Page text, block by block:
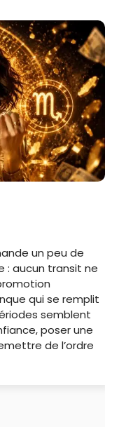
un peu de
: aucun transit ne
qui se remplit
semblent
poser une
de l’ordre